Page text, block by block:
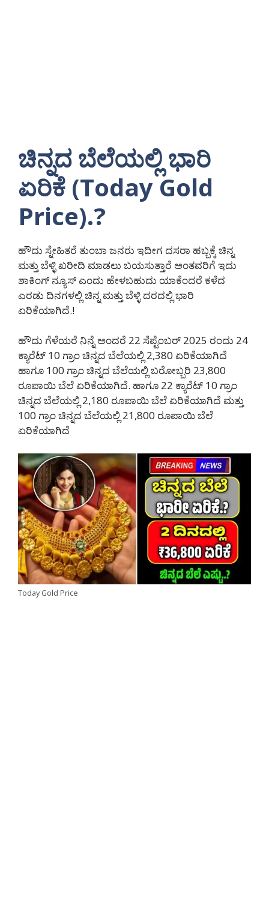
ಚಿನ್ನದ ಬೆಲೆಯಲ್ಲಿ ಭಾರಿ
ಏರಿಕೆ (Today Gold
Price).?
ಹೌದು ಸ್ನೇಹಿತರೆ ತುಂಬಾ ಜನರು ಇದೀಗ ದಸರಾ ಹಬ್ಬಕ್ಕೆ ಚಿನ್ನ
ಮತ್ತು ಬೆಳ್ಳಿ ಖರೀದಿ ಮಾಡಲು ಬಯಸುತ್ತಾರೆ ಅಂತವರಿಗೆ ಇದು
ಶಾಕಿಂಗ್ ನ್ಯೂಸ್ ಎಂದು ಹೇಳಬಹುದು ಯಾಕೆಂದರೆ ಕಳೆದ
ಎರಡು ದಿನಗಳಲ್ಲಿ ಚಿನ್ನ ಮತ್ತು ಬೆಳ್ಳಿ ದರದಲ್ಲಿ ಭಾರಿ
ಏರಿಕೆಯಾಗಿದೆ.!
ಹೌದು ಗೆಳೆಯರೆ ನಿನ್ನೆ ಅಂದರೆ 22 ಸೆಪ್ಟೆಂಬರ್ 2025 ರಂದು 24
ಕ್ಯಾರೆಟ್ 10 ಗ್ರಾಂ ಚಿನ್ನದ ಬೆಲೆಯಲ್ಲಿ 2,380 ಏರಿಕೆಯಾಗಿದೆ
ಹಾಗೂ 100 ಗ್ರಾಂ ಚಿನ್ನದ ಬೆಲೆಯಲ್ಲಿ ಬರೋಬ್ಬರಿ 23,800
ರೂಪಾಯಿ ಬೆಲೆ ಏರಿಕೆಯಾಗಿದೆ. ಹಾಗೂ 22 ಕ್ಯಾರೆಟ್ 10 ಗ್ರಾಂ
ಚಿನ್ನದ ಬೆಲೆಯಲ್ಲಿ 2,180 ರೂಪಾಯಿ ಬೆಲೆ ಏರಿಕೆಯಾಗಿದೆ ಮತ್ತು
100 ಗ್ರಾಂ ಚಿನ್ನದ ಬೆಲೆಯಲ್ಲಿ 21,800 ರೂಪಾಯಿ ಬೆಲೆ
ಏರಿಕೆಯಾಗಿದೆ
Today Gold Price